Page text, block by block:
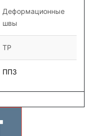
Деформационные
швы
ТР
ППЗ